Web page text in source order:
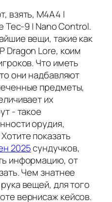
взять, M4A4 |
Tec-9 | Nano Control.
вещи, такие как
Dragon Lore, коим
Что иметь
они надбавляют
предметы,
их
- такое
орудия,
показать
2025сундучков,
информацию, от
Чем знатнее
вещей, для того
вернисаж кейсов.